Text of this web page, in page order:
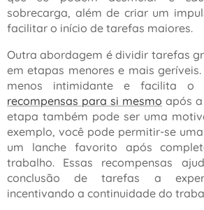
sobrecarga, além de criar um
facilitar o início de tarefas maiores.
Outra abordagem é dividir tarefas
em etapas menores e mais
menos intimidante e facilita o
recompensas para si mesmo após
etapa também pode ser uma
exemplo, você pode permitir-se
um lanche favorito após
trabalho. Essas recompensas
conclusão de tarefas a
incentivando a continuidade do